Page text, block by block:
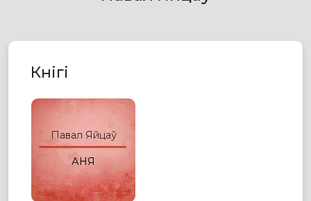
Кнігі
Павал Яйцаў
АНЯ